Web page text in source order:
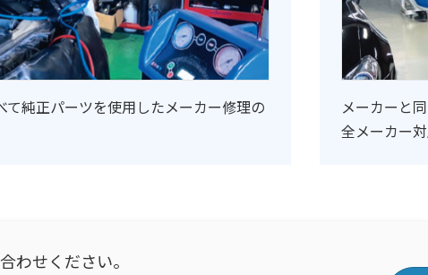
て純正パーツを使用したメーカー修理の
メーカーと
全メーカー対
わせください。